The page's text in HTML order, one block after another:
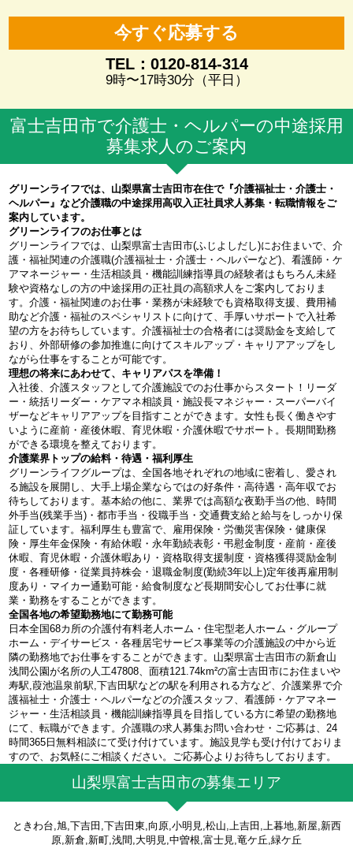
今すぐ応募する
TEL：0120-814-314
9時〜17時30分（平日）
富士吉田市で介護士・ヘルパーの中途採用
募集求人のご案内
グリーンライフでは、山梨県富士吉田市在住で『介護福祉士・介護士・
ヘルパー』など介護職の中途採用高収入正社員求人募集・転職情報をご
案内しています。
グリーンライフのお仕事とは
グリーンライフでは、山梨県富士吉田市(ふじよしだし)にお住まいで、介
護・福祉関連の介護職(介護福祉士・介護士・ヘルパーなど)、看護師・ケ
アマネージャー・生活相談員・機能訓練指導員の経験者はもちろん未経
験や資格なしの方の中途採用の正社員の高額求人をご案内しておりま
す。介護・福祉関連のお仕事・業務が未経験でも資格取得支援、費用補
助など介護・福祉のスペシャリストに向けて、手厚いサポートで入社希
望の方をお待ちしています。介護福祉士の合格者には奨励金を支給して
おり、外部研修の参加推進に向けてスキルアップ・キャリアアップをし
ながら仕事をすることが可能です。
理想の将来にあわせて、キャリアパスを準備！
入社後、介護スタッフとして介護施設でのお仕事からスタート！リーダ
ー・統括リーダー・ケアマネ相談員・施設長マネジャー・スーパーバイ
ザーなどキャリアアップを目指すことができます。女性も長く働きやす
いように産前・産後休暇、育児休暇・介護休暇でサポート。長期間勤務
ができる環境を整えております。
介護業界トップの給料・待遇・福利厚生
グリーンライフグループは、全国各地それぞれの地域に密着し、愛され
る施設を展開し、大手上場企業ならではの好条件・高待遇・高年収でお
待ちしております。基本給の他に、業界では高額な夜勤手当の他、時間
外手当(残業手当)・都市手当・役職手当・交通費支給と給与をしっかり保
証しています。福利厚生も豊富で、雇用保険・労働災害保険・健康保
険・厚生年金保険・有給休暇・永年勤続表彰・弔慰金制度・産前・産後
休暇、育児休暇・介護休暇あり・資格取得支援制度・資格獲得奨励金制
度・各種研修・従業員持株会・退職金制度(勤続3年以上)定年後再雇用制
度あり・マイカー通勤可能・給食制度など長期間安心してお仕事に就
業・勤務をすることができます。
全国各地の希望勤務地にて勤務可能
日本全国68カ所の介護付有料老人ホーム・住宅型老人ホーム・グループ
ホーム・デイサービス・各種居宅サービス事業等の介護施設の中から近
隣の勤務地でお仕事をすることができます。山梨県富士吉田市の新倉山
浅間公園が名所の人工47808、面積121.74km²の富士吉田市にお住まいや
寿駅,葭池温泉前駅,下吉田駅などの駅を利用される方など、介護業界で介
護福祉士・介護士・ヘルパーなどの介護スタッフ、看護師・ケアマネー
ジャー・生活相談員・機能訓練指導員を目指している方に希望の勤務地
にて、転職ができます。介護職の求人募集お問い合わせ・ご応募は、24
時間365日無料相談にて受け付けています。施設見学も受け付けておりま
すので、お気軽にご相談ください。ご応募心よりお待ちしております。
山梨県富士吉田市の募集エリア
ときわ台,旭,下吉田,下吉田東,向原,小明見,松山,上吉田,上暮地,新屋,新西
原,新倉,新町,浅間,大明見,中曽根,富士見,竜ケ丘,緑ケ丘